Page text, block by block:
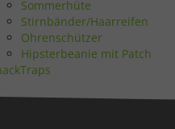
Sommerhüte
Stirnbänder/Haarreifen
Ohrenschützer
Hipsterbeanie mit Patch
Externe Medien